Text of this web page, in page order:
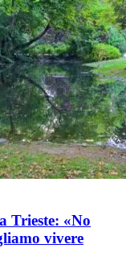
Trieste: «No
vivere